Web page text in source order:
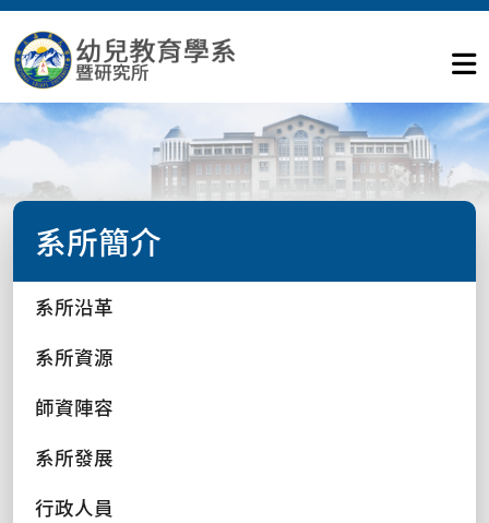
系所簡介
系所沿革
系所資源
師資陣容
系所發展
行政人員